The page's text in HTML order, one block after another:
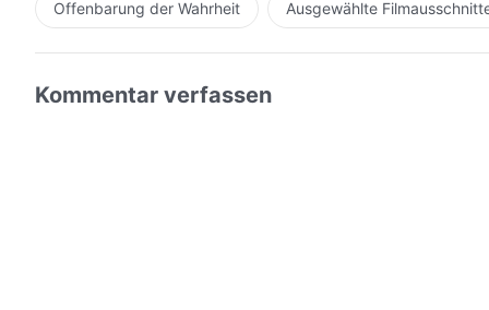
Offenbarung der Wahrheit Ausgewählte
Kommentar verfassen